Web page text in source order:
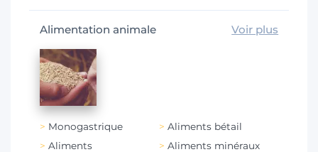
Alimentation animale Voir plus
Monogastrique
Aliments bétail
Aliments
Aliments minéraux